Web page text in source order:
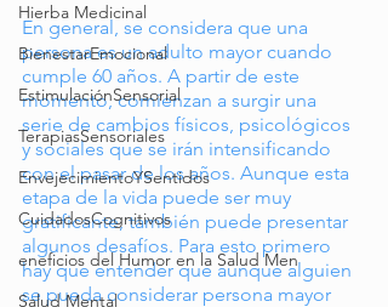
Hierba Medicinal
BienestarEmocional
EstimulaciónSensorial
TerapiasSensoriales
EnvejecimientoYSentidos
CuidadosCognitivos
eneficios del Humor en la Salud Men
Salud Mental
En general, se considera que una
persona es un adulto mayor cuando
cumple 60 años. A partir de este
momento, comienzan a surgir una
serie de cambios físicos, psicológicos
y sociales que se irán intensificando
con el pasar de los años. Aunque esta
etapa de la vida puede ser muy
gratificante, también puede presentar
algunos desafíos. Para esto primero
hay que entender que aunque alguien
se pueda considerar persona mayor